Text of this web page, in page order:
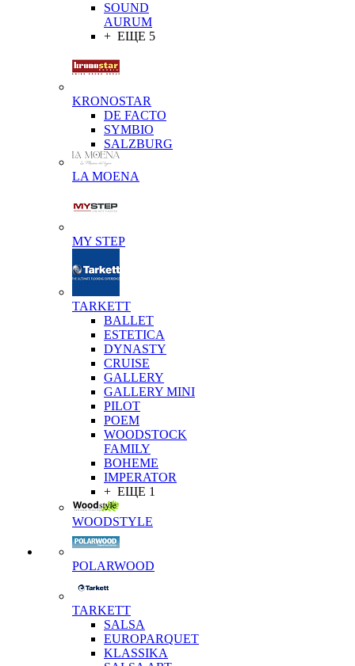
SOUND
AURUM
+ ЕЩЕ 5
KRONOSTAR
DE FACTO
SYMBIO
SALZBURG
LA MOENA
MY STEP
TARKETT
BALLET
ESTETICA
DYNASTY
CRUISE
GALLERY
GALLERY MINI
PILOT
POEM
WOODSTOCK
FAMILY
BOHEME
IMPERATOR
+ ЕЩЕ 1
WOODSTYLE
POLARWOOD
TARKETT
SALSA
EUROPARQUET
KLASSIKA